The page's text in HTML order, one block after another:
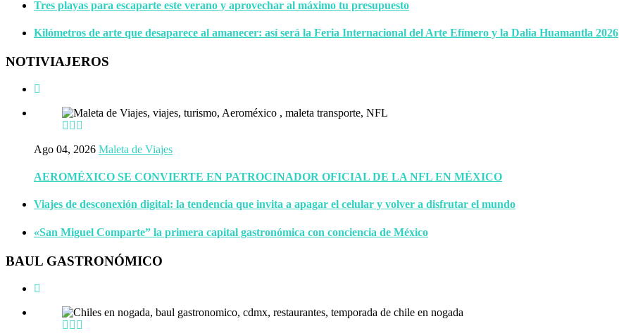
Tres playas para escaparte este verano y aprovechar al máximo tu presupuesto
Kilómetros de arte que desaparece al amanecer: así será la Feria Internacional del Arte Efímero y la Dalia Huamantla 2026
NOTIVIAJEROS
Ago 04, 2026 Maleta de Viajes
AEROMÉXICO SE CONVIERTE EN PATROCINADOR OFICIAL DE LA NFL EN MÉXICO
Viajes de desconexión digital: la tendencia que invita a apagar el celular y volver a disfrutar el mundo
«San Miguel Comparte” la primera capital gastronómica con conciencia de México
BAUL GASTRONÓMICO